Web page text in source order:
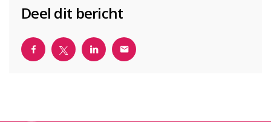
Deel dit bericht